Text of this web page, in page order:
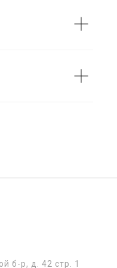
б-р, д. 42 стр. 1